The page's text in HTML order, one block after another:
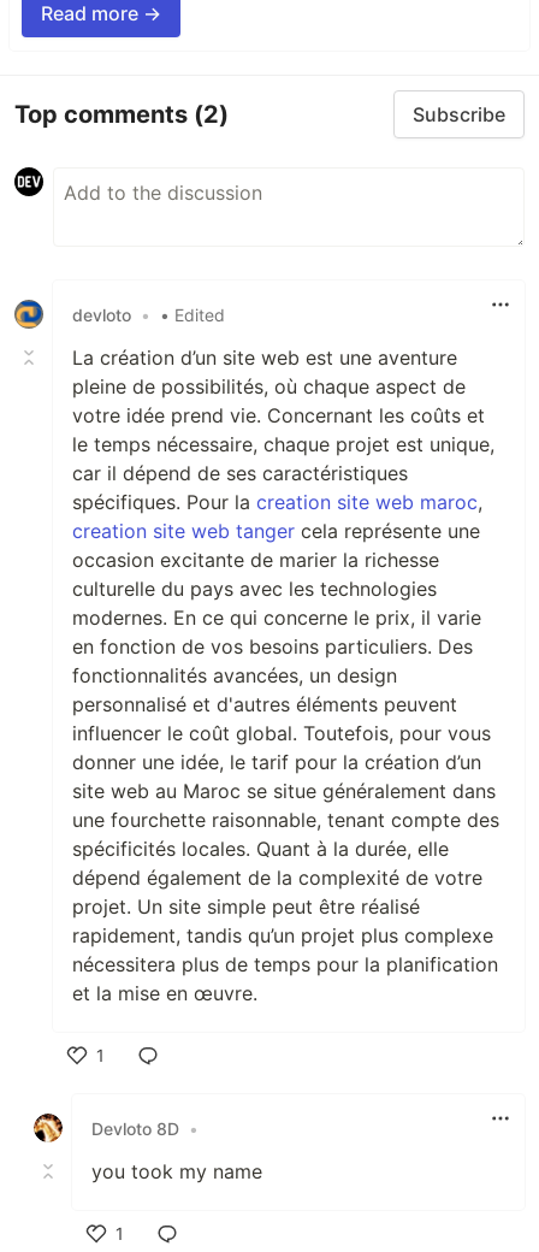
Read more →
Top comments (2) Subscribe
devloto • • Edited
La création d’un site web est une aventure
pleine de possibilités, où chaque aspect de
votre idée prend vie. Concernant les coûts et
le temps nécessaire, chaque projet est unique,
car il dépend de ses caractéristiques
spécifiques. Pour la creation site web maroc,
creation site web tanger cela représente une
occasion excitante de marier la richesse
culturelle du pays avec les technologies
modernes. En ce qui concerne le prix, il varie
en fonction de vos besoins particuliers. Des
fonctionnalités avancées, un design
personnalisé et d'autres éléments peuvent
influencer le coût global. Toutefois, pour vous
donner une idée, le tarif pour la création d’un
site web au Maroc se situe généralement dans
une fourchette raisonnable, tenant compte des
spécificités locales. Quant à la durée, elle
dépend également de la complexité de votre
projet. Un site simple peut être réalisé
rapidement, tandis qu’un projet plus complexe
nécessitera plus de temps pour la planification
et la mise en œuvre.
1
Devloto 8D •
you took my name
1